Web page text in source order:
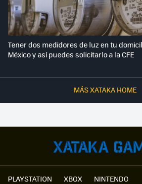
MÁS XATAKA HOME
Tener dos medidores de luz en tu
México y así puedes solicitarlo a la CFE
PLAYSTATION XBOX NINTENDO